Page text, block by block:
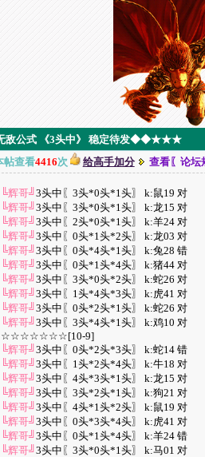
公式 《3头中》 稳定待发◆◆★★★
帖查看4416次 给高手加分 查看〖论坛
╚辉哥╝3头中〖3头*0头*1头〗 k:鼠19 对
╚辉哥╝3头中〖3头*0头*1头〗 k:龙15 对
╚辉哥╝3头中〖2头*0头*1头〗 k:羊24 对
╚辉哥╝3头中〖0头*1头*2头〗 k:龙03 对
╚辉哥╝3头中〖0头*4头*1头〗 k:兔28 错
╚辉哥╝3头中〖0头*1头*4头〗 k:猪44 对
╚辉哥╝3头中〖3头*0头*2头〗 k:蛇26 对
╚辉哥╝3头中〖1头*4头*3头〗 k:虎41 对
╚辉哥╝3头中〖0头*2头*1头〗 k:蛇26 对
╚辉哥╝3头中〖3头*4头*1头〗 k:鸡10 对
9]
╚辉哥╝3头中〖0头*2头*3头〗 k:蛇14 错
╚辉哥╝3头中〖1头*2头*4头〗 k:牛18 对
╚辉哥╝3头中〖4头*3头*1头〗 k:龙15 对
╚辉哥╝3头中〖3头*2头*1头〗 k:狗21 对
╚辉哥╝3头中〖4头*1头*2头〗 k:鼠19 对
╚辉哥╝3头中〖0头*3头*4头〗 k:虎41 对
╚辉哥╝3头中〖0头*1头*4头〗 k:羊24 错
╚辉哥╝3头中〖3头*0头*1头〗 k:马01 对